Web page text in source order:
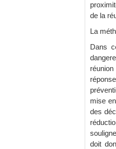
de la
La
Dans
mise
des
doit